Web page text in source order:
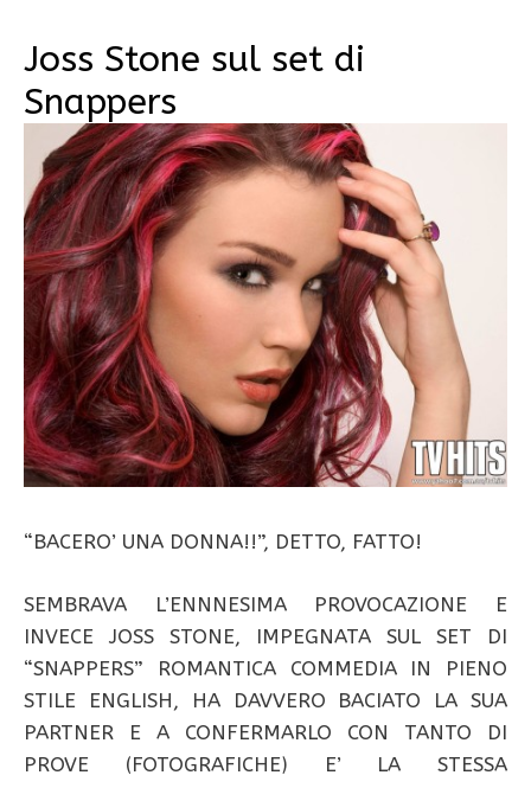
Joss Stone sul set di
Snappers
“BACERO’ UNA DONNA!!”, DETTO, FATTO!
SEMBRAVA L’ENNNESIMA PROVOCAZIONE E
INVECE JOSS STONE, IMPEGNATA SUL SET DI
“SNAPPERS” ROMANTICA COMMEDIA IN PIENO
STILE ENGLISH, HA DAVVERO BACIATO LA SUA
PARTNER E A CONFERMARLO CON TANTO DI
PROVE (FOTOGRAFICHE) E’ LA STESSA